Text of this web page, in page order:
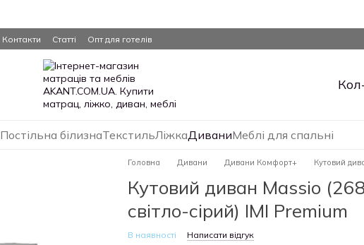
Контакти Статті Опт для готелів
Постільна білизнаТекстильЛіжкаДиваниМеблі для спальні
Головна Дивани Дивани Комфорт+ Кутовий
Кутовий диван Massio
світло-сірий) IMI Premium
В наявності Написати відгук